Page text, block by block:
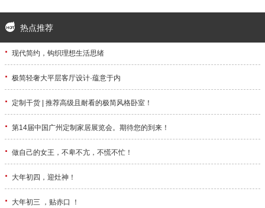
热点推荐
· 现代简约，钩织理想生活思绪
· 极简轻奢大平层客厅设计·蕴意于内
· 定制干货 | 推荐高级且耐看的极简风格卧室！
· 第14届中国广州定制家居展览会。期待您的到来！
· 做自己的女王，不卑不亢，不慌不忙！
· 大年初四，迎灶神！
· 大年初三 ，贴赤口 ！